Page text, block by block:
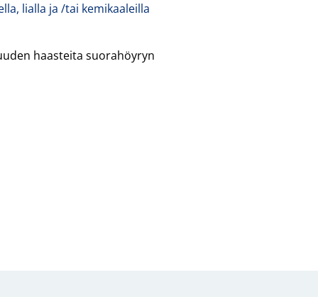
lialla ja /tai kemikaaleilla
haasteita suorahöyryn